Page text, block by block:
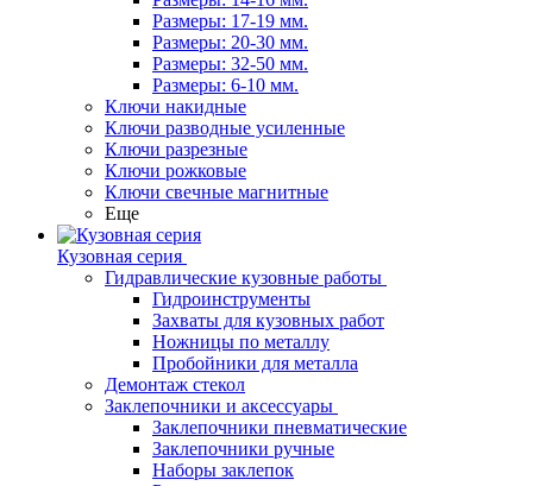
Размеры: 17-19 мм.
Размеры: 20-30 мм.
Размеры: 32-50 мм.
Размеры: 6-10 мм.
Ключи накидные
Ключи разводные усиленные
Ключи разрезные
Ключи рожковые
Ключи свечные магнитные
Еще
Кузовная серия
Гидравлические кузовные работы
Гидроинструменты
Захваты для кузовных работ
Ножницы по металлу
Пробойники для металла
Демонтаж стекол
Заклепочники и аксессуары
Заклепочники пневматические
Заклепочники ручные
Наборы заклепок